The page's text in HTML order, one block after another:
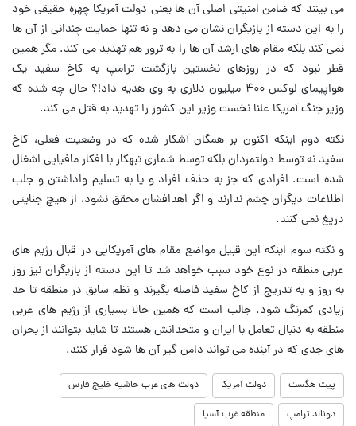
می بینند که ضامن امنیتی اصلی آن ها یعنی دولت آمریکا چهره حقیقی خود
را به این دسته از بازیگران نشان می دهد و نه تنها حمایت چندانی از آن ها
نمی کند بلکه مقام های ارشد آن ها را به ترور هم تهدید می کند. مگر همین
قطر نبود که در روزهای نخستین بازگشت ترامپ به کاخ سفید یک
هواپیمای لوکس ۴۰۰ میلیون دلاری به وی هدیه داد!؟ حال چه شده که
وزیر جنگ آمریکا علنا نخست وزیر این کشور را تهدید به قتل می کند.
نکته دوم اینکه اکنون بر همگان آشکار شده که در وضعیت فعلی، کاخ
سفید نه توسط دولتمردان بلکه توسط شماری تبهکار با افکار مافیایی اشغال
شده است. افرادی که جز به حذف افراد و یا به تسلیم واداشتن و جلب
اطلاعات دیگران چشم ندارند و اگر اهدافشان محقق نشود، از هیچ جنایتی
دریغ نمی کنند.
و نکته سوم اینکه این قبیل مواضع مقام های آمریکایی در قبال رژیم های
عربی منطقه در نوع خود سبب خواهد شد تا این دسته از بازیگران نیز روز
به روز و به تدریج از کاخ سفید فاصله بگیرند و نظم سابق در منطقه تا حد
زیادی کمرنگ شود. جالب است که همین حالا بسیاری از رژیم های عربی
منطقه به دنبال تعامل با ایران و متحدانش هستند تا شاید بتوانند از بحران
های جدی که در آینده می تواند دامن گیر آن ها شود فرار کنند.
پیت هگست دولت آمریکا دولت های عرب حاشیه خلیج فارس
دونالد ترامپ منطقه غرب آسیا